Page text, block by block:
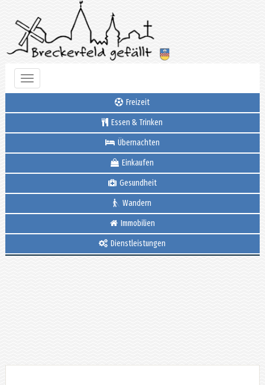
Toggle
navigation
Freizeit
Essen & Trinken
Übernachten
Einkaufen
Gesundheit
Wandern
Immobilien
Dienstleistungen